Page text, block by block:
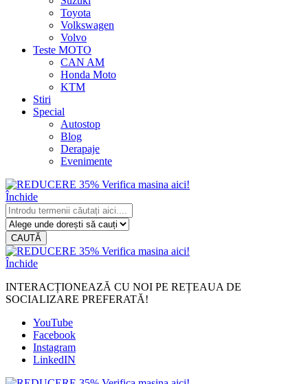
Toyota
Volkswagen
Volvo
Teste MOTO
CAN AM
Honda Moto
KTM
Stiri
Special
Autostop
Blog
Derapaje
Evenimente
Închide
CAUTĂ
Închide
INTERACȚIONEAZĂ CU NOI PE REȚEAUA DE
SOCIALIZARE PREFERATĂ!
YouTube
Facebook
Instagram
LinkedIN